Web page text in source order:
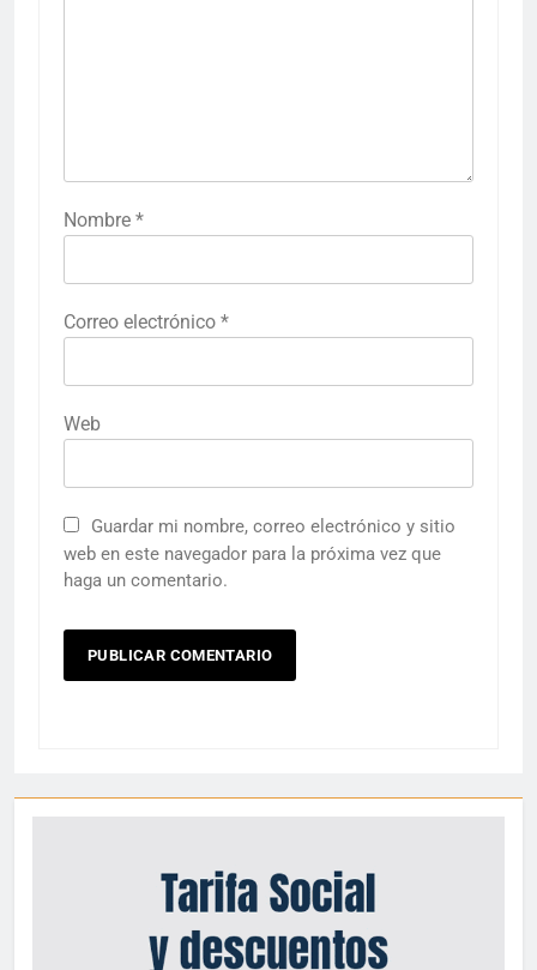
Nombre *
Correo electrónico *
Web
Guardar mi nombre, correo electrónico y sitio
web en este navegador para la próxima vez que
haga un comentario.